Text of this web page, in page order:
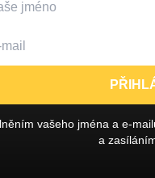
vašeho jména a e-
a